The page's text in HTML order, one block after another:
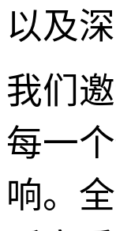
以及
我们
每一
响。